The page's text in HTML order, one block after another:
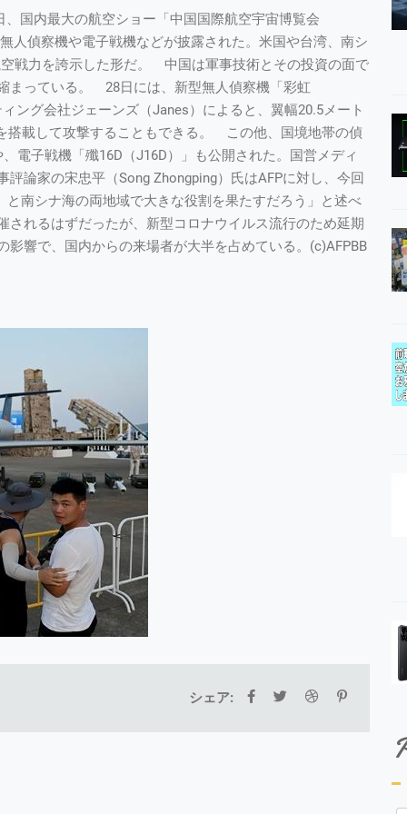
国内最大の航空ショー「中国国際航空宇宙博覧会
人偵察機や電子戦機などが披露された。米国や台湾、南シ
戦力を誇示した形だ。 中国は軍事技術とその投資の面で
まっている。 28日には、新型無人偵察機「彩虹
ング会社ジェーンズ（Janes）によると、翼幅20.5メート
搭載して攻撃することもできる。 この他、国境地帯の偵
電子戦機「殲16D（J16D）」も公開された。国営メディ
論家の宋忠平（Song Zhongping）氏はAFPに対し、今回
南シナ海の両地域で大きな役割を果たすだろう」と述べ
れるはずだったが、新型コロナウイルス流行のため延期
響で、国内からの来場者が大半を占めている。(c)AFPBB
シェア: